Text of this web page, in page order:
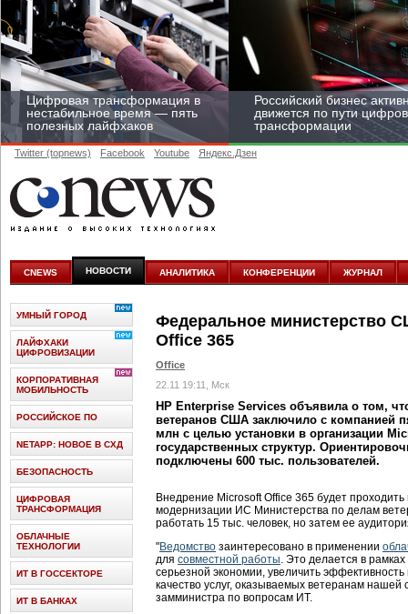
Цифровая трансформация в
нестабильное время — пять
полезных лайфхаков
Российский бизнес
движется по пути
трансформации
цифровизироваться со
скоростью крупных
корпораций
Twitter (topnews) Facebook Youtube Яндекс.Дзен
CNEWS НОВОСТИ АНАЛИТИКА КОНФЕРЕНЦИИ ЖУРНАЛ
Федеральное министерство
Office 365
Office
22.11 19:11, Мск
HP Enterprise Services объявила о том,
ветеранов США заключило с компанией
млн с целью установки в организации
государственных структур.
подключены 600 тыс. пользователей.
Внедрение Microsoft Office 365 будет
модернизации ИС Министерства по делам
работать 15 тыс. человек, но затем ее
"Ведомство заинтересовано в применении
для совместной работы. Это делается в
серьезной экономии, увеличить
качество услуг, оказываемых ветеранам нашей
замминистра по вопросам ИТ.
УМНЫЙ ГОРОД
ЛАЙФХАКИ
ЦИФРОВИЗАЦИИ
КОРПОРАТИВНАЯ
МОБИЛЬНОСТЬ
РОССИЙСКОЕ ПО
NETAPP: НОВОЕ В СХД
БЕЗОПАСНОСТЬ
ЦИФРОВАЯ
ТРАНСФОРМАЦИЯ
ОБЛАЧНЫЕ
ТЕХНОЛОГИИ
ИТ В ГОССЕКТОРЕ
ИТ В БАНКАХ